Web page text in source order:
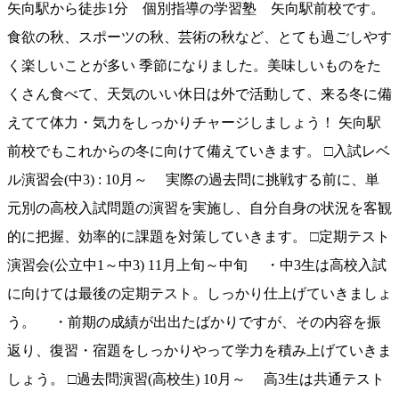
矢向駅から徒歩1分 個別指導の学習塾 矢向駅前校です。
食欲の秋、スポーツの秋、芸術の秋など、とても過ごしやす
く楽しいことが多い 季節になりました。美味しいものをた
くさん食べて、天気のいい休日は外で活動して、来る冬に備
えてて体力・気力をしっかりチャージしましょう！ 矢向駅
前校でもこれからの冬に向けて備えていきます。 □入試レベ
ル演習会(中3) : 10月～ 実際の過去問に挑戦する前に、単
元別の高校入試問題の演習を実施し、自分自身の状況を客観
的に把握、効率的に課題を対策していきます。 □定期テスト
演習会(公立中1～中3) 11月上旬～中旬 ・中3生は高校入試
に向けては最後の定期テスト。しっかり仕上げていきましょ
う。 ・前期の成績が出出たばかりですが、その内容を振
返り、復習・宿題をしっかりやって学力を積み上げていきま
しょう。 □過去問演習(高校生) 10月～ 高3生は共通テスト